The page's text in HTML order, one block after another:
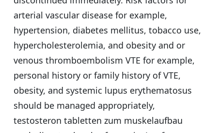
arterial vascular disease for example,
hypertension, diabetes mellitus, tobacco use,
hypercholesterolemia, and obesity and or
venous thromboembolism VTE for example,
personal history or family history of VTE,
obesity, and systemic lupus erythematosus
should be managed appropriately,
testosteron tabletten zum muskelaufbau